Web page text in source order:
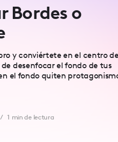
Bordes o
y conviértete en el centro de
desenfocar el fondo de tus
el fondo quiten
/ 1 min de lectura